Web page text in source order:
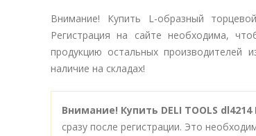
Внимание! Купить L-образный
Регистрация на сайте необходима,
продукцию остальных производителей
наличие на складах!
Внимание! Купить DELI TOOLS
сразу после регистрации. Это